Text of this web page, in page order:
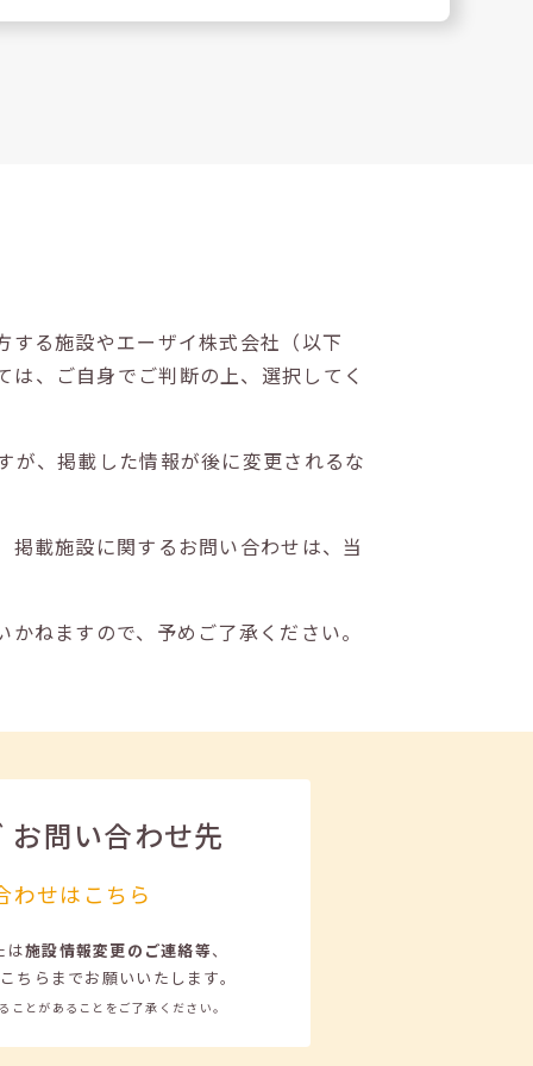
る施設やエーザイ株式会社（以下
、ご自身でご判断の上、選択してく
が、掲載した情報が後に変更されるな
載施設に関するお問い合わせは、当
ねますので、予めご了承ください。
お問い合わせ先
わせはこちら
は施設情報変更のご連絡等、
ちらまでお願いいたします。
ことがあることをご了承ください。